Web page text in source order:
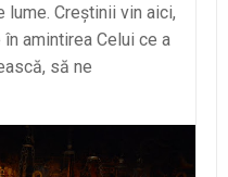
lume. Creştinii vin aici,
amintirea Celui ce a
să ne